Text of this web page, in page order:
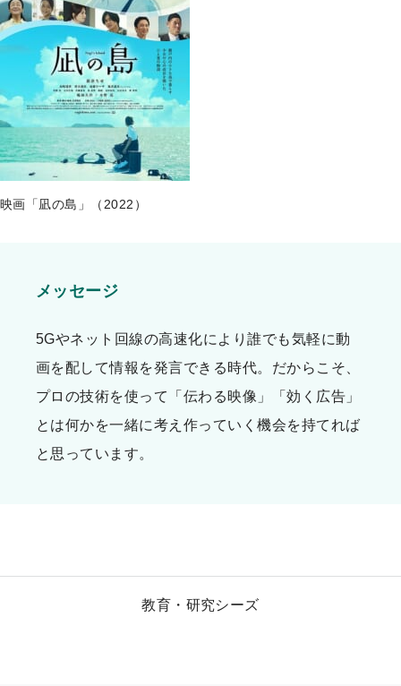
映画「凪の島」（2022）
メッセージ
5Gやネット回線の高速化により誰でも気軽に動
画を配して情報を発言できる時代。だからこそ、
プロの技術を使って「伝わる映像」「効く広告」
とは何かを一緒に考え作っていく機会を持てれば
と思っています。
教育・研究シーズ